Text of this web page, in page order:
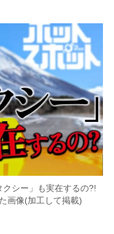
クシー」も実在するの?!
画像(加工して掲載)